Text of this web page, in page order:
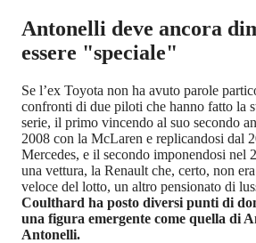
Antonelli deve ancora
essere "speciale"
Se l’ex Toyota non ha avuto parole
confronti di due piloti che hanno fatto la
serie, il primo vincendo al suo secondo
2008 con la McLaren e replicandosi dal
Mercedes, e il secondo imponendosi nel
una vettura, la Renault che, certo, non
veloce del lotto, un altro pensionato di
Coulthard ha posto diversi punti di
una figura emergente come quella di
Antonelli.